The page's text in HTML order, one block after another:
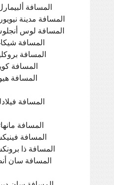
المسافة ألبيمارل
المسافة مدينة
المسافة لوس
المسافة
المسافة
المسافة
المسافة
المسافة
المسافة
المسافة
المسافة ذا
المسافة سان